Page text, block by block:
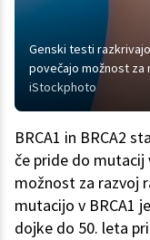
Genski testi
povečajo možnost za
iStockphoto
BRCA1 in BRCA2
če pride do mutacij
možnost za razvoj
mutacijo v BRCA1
dojke do 50. leta